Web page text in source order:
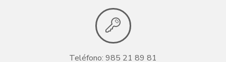
Teléfono: 985 21 89 81